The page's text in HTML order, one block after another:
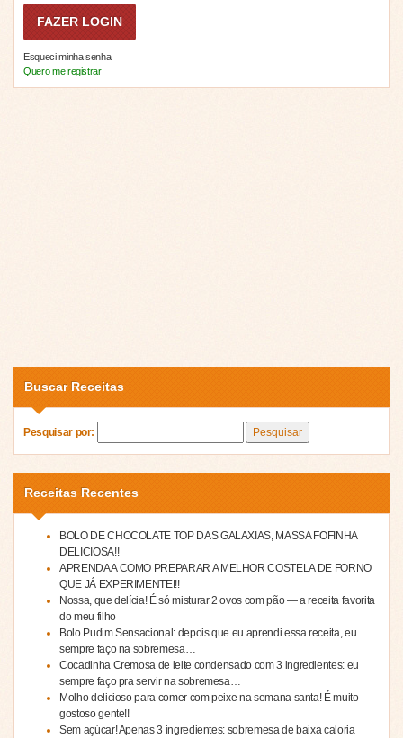
Esqueci minha senha
Quero me registrar
Buscar Receitas
Pesquisar por:
Receitas Recentes
BOLO DE CHOCOLATE TOP DAS GALAXIAS, MASSA FOFINHA
DELICIOSA!!
APRENDA A COMO PREPARAR A MELHOR COSTELA DE FORNO
QUE JÁ EXPERIMENTEI!!
Nossa, que delícia! É só misturar 2 ovos com pão — a receita favorita
do meu filho
Bolo Pudim Sensacional: depois que eu aprendi essa receita, eu
sempre faço na sobremesa…
Cocadinha Cremosa de leite condensado com 3 ingredientes: eu
sempre faço pra servir na sobremesa…
Molho delicioso para comer com peixe na semana santa! É muito
gostoso gente!!
Sem açúcar! Apenas 3 ingredientes: sobremesa de baixa caloria